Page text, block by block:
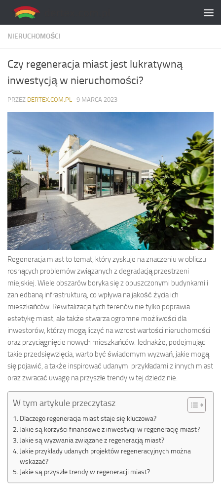
Skip to content
NIERUCHOMOŚCI
Czy regeneracja miast jest lukratywną
inwestycją w nieruchomości?
PRZEZ DERTEX.COM.PL · 9 MARCA 2023
Regeneracja miast to temat, który zyskuje na znaczeniu w obliczu
rosnących problemów związanych z degradacją przestrzeni
miejskiej. Wiele obszarów boryka się z opuszczonymi budynkami i
zaniedbaną infrastrukturą, co wpływa na jakość życia ich
mieszkańców. Rewitalizacja tych terenów nie tylko poprawia
estetykę miast, ale także stwarza ogromne możliwości dla
inwestorów, którzy mogą liczyć na wzrost wartości nieruchomości
oraz przyciągnięcie nowych mieszkańców. Jednakże, podejmując
takie przedsięwzięcia, warto być świadomym wyzwań, jakie mogą
się pojawić, a także inspirować udanymi przykładami z innych miast
oraz zwracać uwagę na przyszłe trendy w tej dziedzinie.
W tym artykule przeczytasz
Dlaczego regeneracja miast staje się kluczowa?
Jakie są korzyści finansowe z inwestycji w regenerację miast?
Jakie są wyzwania związane z regeneracją miast?
Jakie przykłady udanych projektów regeneracyjnych można
wskazać?
Jakie są przyszłe trendy w regeneracji miast?